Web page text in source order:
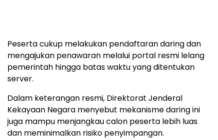
Peserta cukup melakukan pendaftaran daring dan
mengajukan penawaran melalui portal resmi lelang
pemerintah hingga batas waktu yang ditentukan
server.
Dalam keterangan resmi, Direktorat Jenderal
Kekayaan Negara menyebut mekanisme daring ini
juga mampu menjangkau calon peserta lebih luas
dan meminimalkan risiko penyimpangan.